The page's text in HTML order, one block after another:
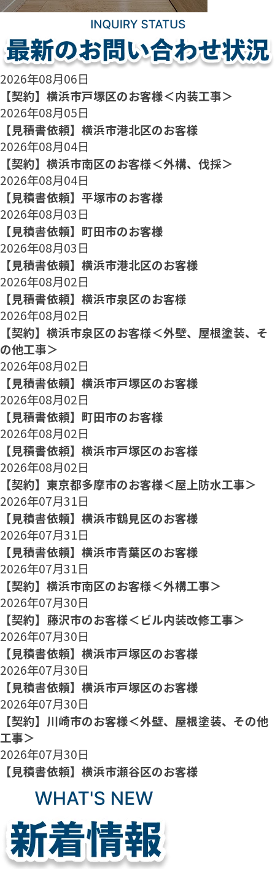
2026年08月06日
【契約】横浜市戸塚区のお客様＜内装工事＞
2026年08月05日
【見積書依頼】横浜市港北区のお客様
2026年08月04日
【契約】横浜市南区のお客様＜外構、伐採＞
2026年08月04日
【見積書依頼】平塚市のお客様
2026年08月03日
【見積書依頼】町田市のお客様
2026年08月03日
【見積書依頼】横浜市港北区のお客様
2026年08月02日
【見積書依頼】横浜市泉区のお客様
2026年08月02日
【契約】横浜市泉区のお客様＜外壁、屋根塗装、そ
の他工事＞
2026年08月02日
【見積書依頼】横浜市戸塚区のお客様
2026年08月02日
【見積書依頼】町田市のお客様
2026年08月02日
【見積書依頼】横浜市戸塚区のお客様
2026年08月02日
【契約】東京都多摩市のお客様＜屋上防水工事＞
2026年07月31日
【見積書依頼】横浜市鶴見区のお客様
2026年07月31日
【見積書依頼】横浜市青葉区のお客様
2026年07月31日
【契約】横浜市南区のお客様＜外構工事＞
2026年07月30日
【契約】藤沢市のお客様＜ビル内装改修工事＞
2026年07月30日
【見積書依頼】横浜市戸塚区のお客様
2026年07月30日
【見積書依頼】横浜市戸塚区のお客様
2026年07月30日
【契約】川崎市のお客様＜外壁、屋根塗装、その他
工事＞
2026年07月30日
【見積書依頼】横浜市瀬谷区のお客様